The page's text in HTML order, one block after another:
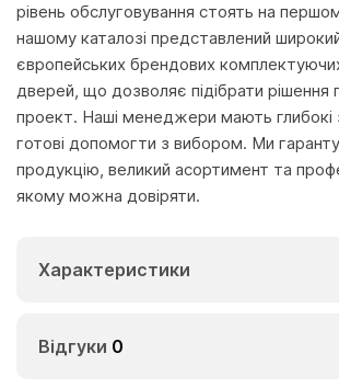
рівень обслуговування стоять на
нашому каталозі представлений
європейських брендових
дверей, що дозволяє підібрати рішення
проект. Наші менеджери мають глибокі
готові допомогти з вибором. Ми
продукцію, великий асортимент та
якому можна довіряти.
Характеристики
Відгуки 0